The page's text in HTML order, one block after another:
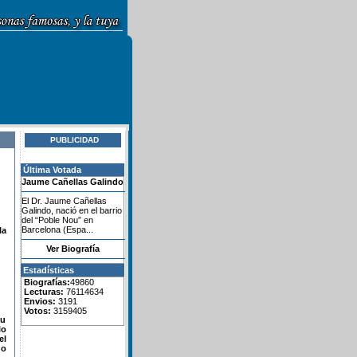
PUBLICIDAD
Última Votada
Jaume Cañellas Galindo
El Dr. Jaume Cañellas
Galindo, nació en el barrio
del “Poble Nou” en
Barcelona (Espa...
Ver Biografía
Estadísticas
Biografías:49860
Lecturas: 76114634
Envios: 3191
Votos: 3159405